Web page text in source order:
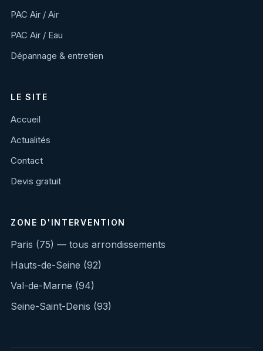
PAC Air / Air
PAC Air / Eau
Dépannage & entretien
LE SITE
Accueil
Actualités
Contact
Devis gratuit
ZONE D'INTERVENTION
Paris (75) — tous arrondissements
Hauts-de-Seine (92)
Val-de-Marne (94)
Seine-Saint-Denis (93)